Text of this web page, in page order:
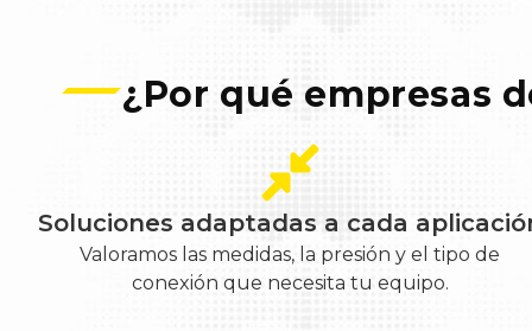
¿Por qué empresas
Soluciones adaptadas a cada
Valoramos las medidas, la presión y el tipo de
conexión que necesita tu equipo.